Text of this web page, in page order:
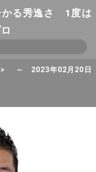
かる秀逸さ 1度は
> ～ 2023年02月20日